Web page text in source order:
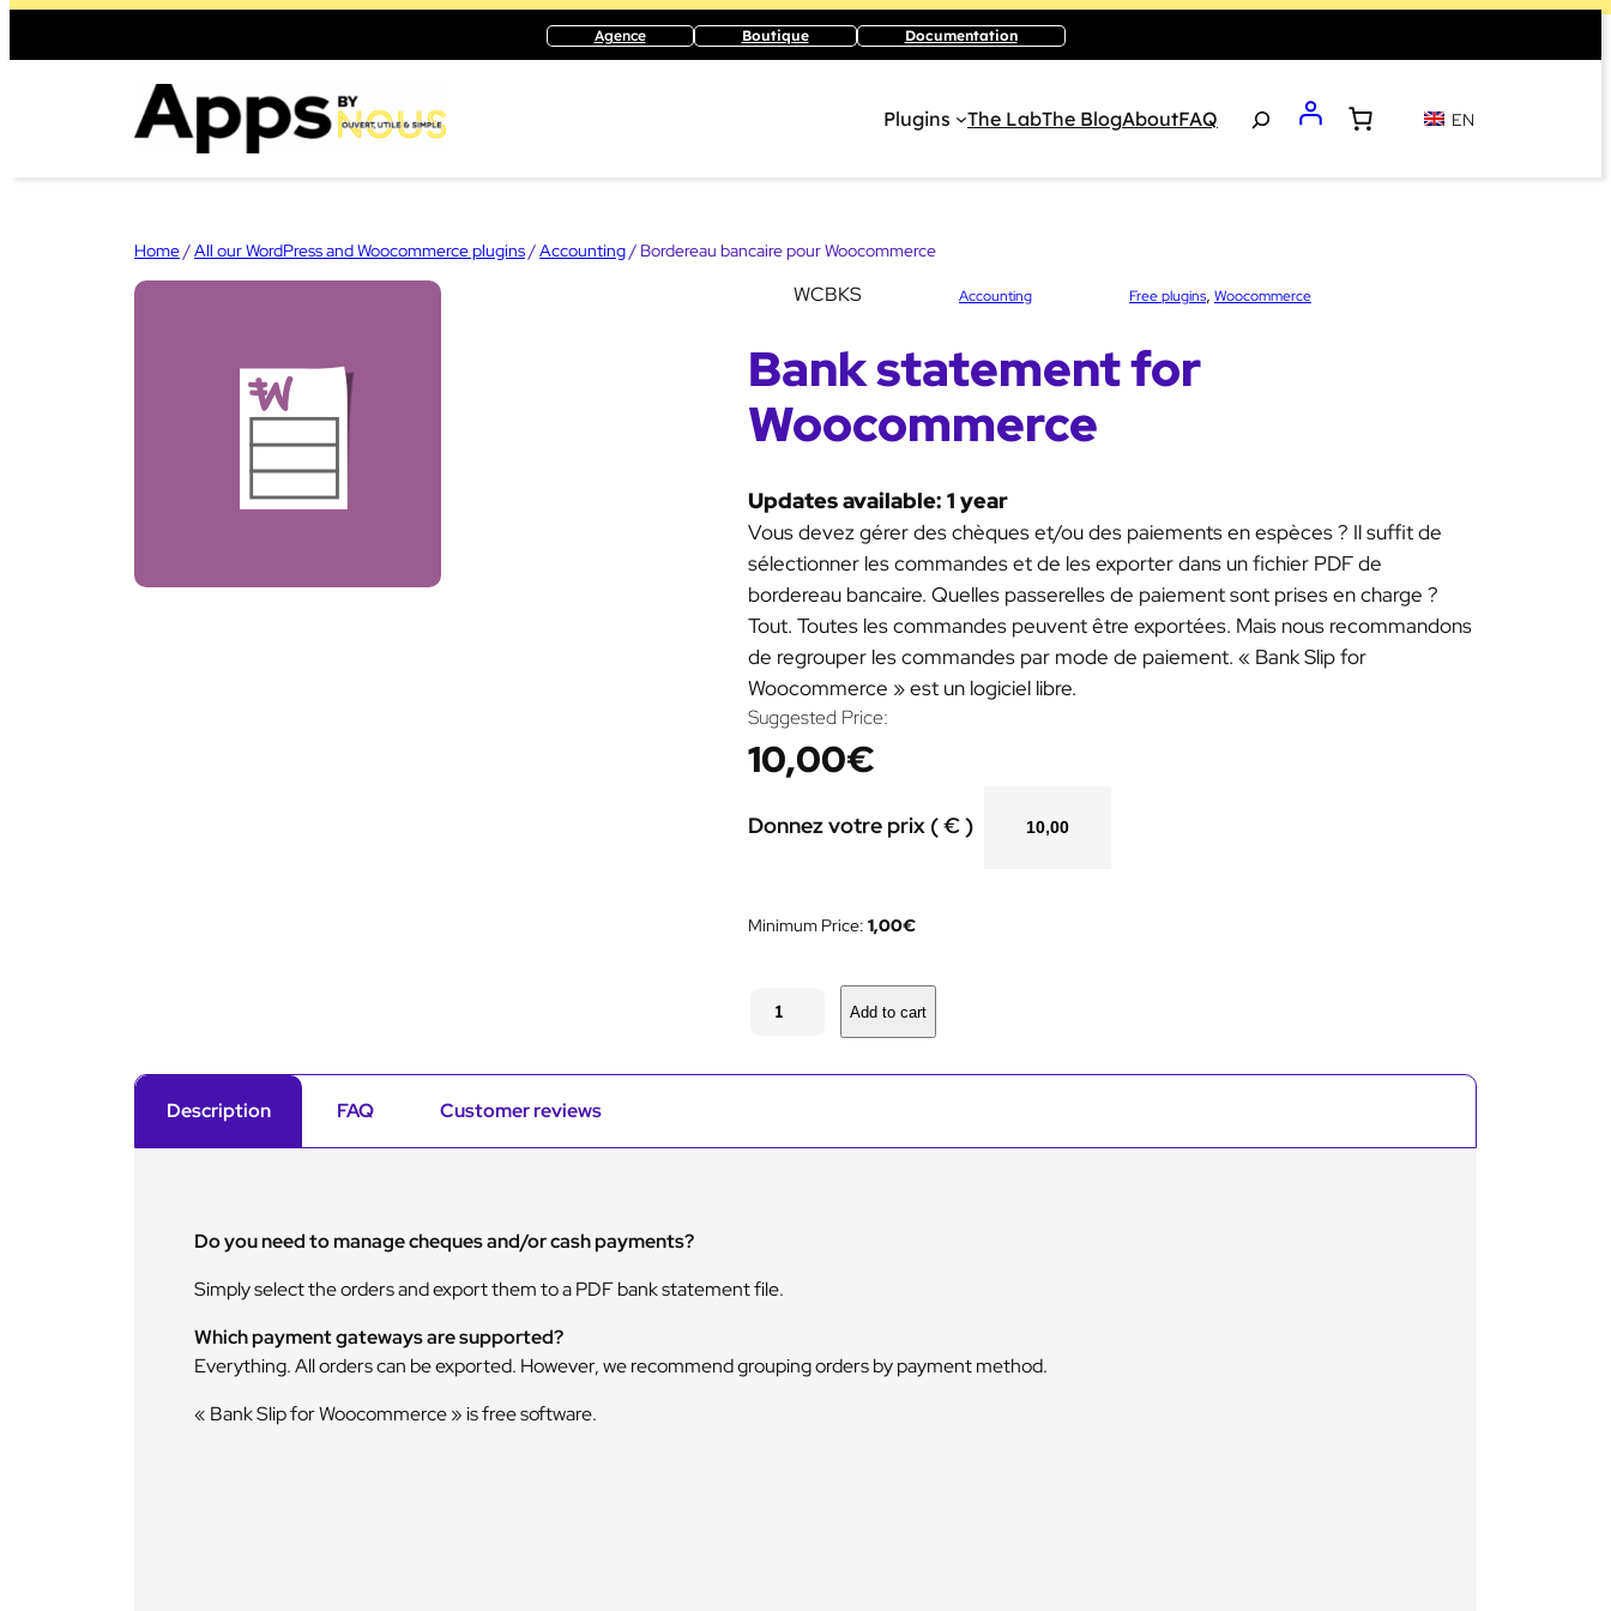
Agence Boutique Documentation
Plugins The LabThe BlogAboutFAQ Search EN
Home/All our WordPress and Woocommerce plugins/Accounting/ Bordereau bancaire pour Woocommerce
WCBKS Accounting Free plugins, Woocommerce
Bank statement for
Woocommerce
Updates available: 1 year
Vous devez gérer des chèques et/ou des paiements en espèces ? Il suffit de
sélectionner les commandes et de les exporter dans un fichier PDF de
bordereau bancaire. Quelles passerelles de paiement sont prises en charge ?
Tout. Toutes les commandes peuvent être exportées. Mais nous recommandons
de regrouper les commandes par mode de paiement. « Bank Slip for
Woocommerce » est un logiciel libre.
Suggested Price:
10,00€
Donnez votre prix ( € )
Minimum Price: 1,00€
e
a
a
i
p
o
Add to cart
Description FAQ Customer reviews
Do you need to manage cheques and/or cash payments?
Simply select the orders and export them to a PDF bank statement file.
Which payment gateways are supported?
Everything. All orders can be exported. However, we recommend grouping orders by payment method.
« Bank Slip for Woocommerce » is free software.